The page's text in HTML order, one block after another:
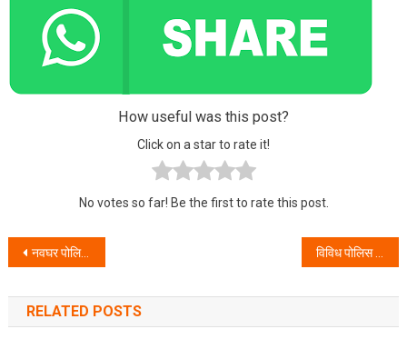
How useful was this post?
Click on a star to rate it!
No votes so far! Be the first to rate this post.
Post navigation
नवघर पोलिस ठाणे यांनी विविध गुन्ह्यांतील हस्तगत केलेला एकूण सर्व मुद्देमाल पिडीत व फिर्यादी यांना मा.पोलिस उपायुक्त यांच्या हस्ते परत करण्यात आला. विविध पोलिस ठाण्याच्या हद्दीत २५,००,०००/- पंचवीस लाखाचे हस्तगत चोरीचे मोबाईल पोलिस उपायुक्तयांच्या हस्ते नागरिकांना परत.
RELATED POSTS